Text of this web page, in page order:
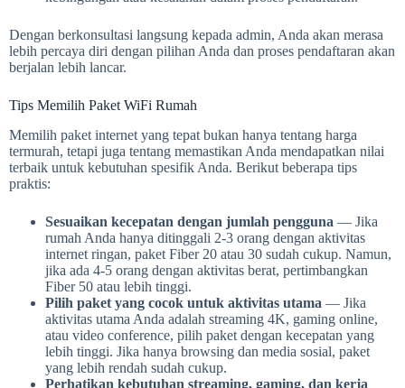
Dengan berkonsultasi langsung kepada admin, Anda akan merasa
lebih percaya diri dengan pilihan Anda dan proses pendaftaran akan
berjalan lebih lancar.
Tips Memilih Paket WiFi Rumah
Memilih paket internet yang tepat bukan hanya tentang harga
termurah, tetapi juga tentang memastikan Anda mendapatkan nilai
terbaik untuk kebutuhan spesifik Anda. Berikut beberapa tips
praktis:
Sesuaikan kecepatan dengan jumlah pengguna — Jika
rumah Anda hanya ditinggali 2-3 orang dengan aktivitas
internet ringan, paket Fiber 20 atau 30 sudah cukup. Namun,
jika ada 4-5 orang dengan aktivitas berat, pertimbangkan
Fiber 50 atau lebih tinggi.
Pilih paket yang cocok untuk aktivitas utama — Jika
aktivitas utama Anda adalah streaming 4K, gaming online,
atau video conference, pilih paket dengan kecepatan yang
lebih tinggi. Jika hanya browsing dan media sosial, paket
yang lebih rendah sudah cukup.
Perhatikan kebutuhan streaming, gaming, dan kerja